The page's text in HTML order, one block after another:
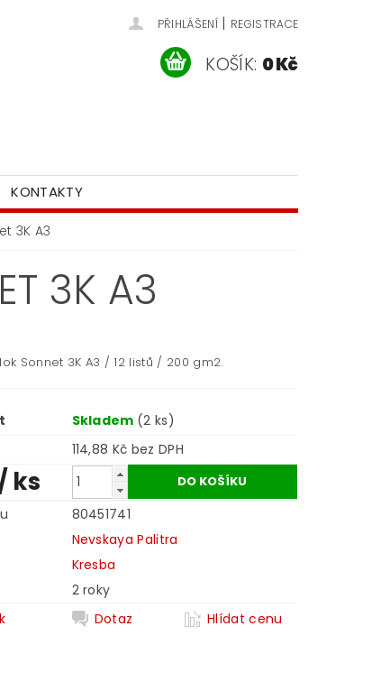
PŘIHLÁŠENÍ | REGISTRACE
KOŠÍK: 0 Kč
KONTAKTY
3K A3
3K A3
Sonnet 3K A3 / 12 listů / 200 gm2.
Skladem (2 ks)
114,88 Kč bez DPH
ks
80451741
Nevskaya Palitra
Kresba
2 roky
Dotaz Hlídat cenu